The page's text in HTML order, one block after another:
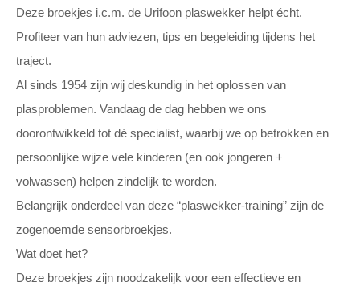
Deze broekjes i.c.m. de Urifoon plaswekker helpt écht.
Profiteer van hun adviezen, tips en begeleiding tijdens het
traject.
Al sinds 1954 zijn wij deskundig in het oplossen van
plasproblemen. Vandaag de dag hebben we ons
doorontwikkeld tot dé specialist, waarbij we op betrokken en
persoonlijke wijze vele kinderen (en ook jongeren +
volwassen) helpen zindelijk te worden.
Belangrijk onderdeel van deze “plaswekker-training” zijn de
zogenoemde sensorbroekjes.
Wat doet het?
Deze broekjes zijn noodzakelijk voor een effectieve en